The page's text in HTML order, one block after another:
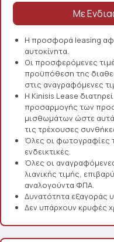
Η προσφορά leasing
αυτοκίνητα.
Οι προσφερόμενες
προϋπόθεση της
στις αναγραφόμενες
Η Kinisis Lease
προσαρμογής των
μισθωμάτων ώστε αυτά
τις τρέχουσες
Όλες οι φωτογραφίες
ενδεικτικές.
Όλες οι
λιανικής τιμής,
αναλογούντα ΦΠΑ.
Δυνατότητα εξαγοράς
Δεν υπάρχουν κρυφές